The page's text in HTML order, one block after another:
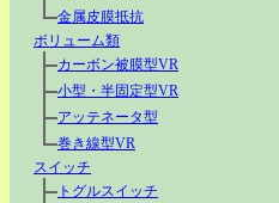
金属皮膜抵抗
ボリューム類
カーボン被膜型VR
小型・半固定型VR
アッテネータ型
巻き線型VR
スイッチ
トグルスイッチ